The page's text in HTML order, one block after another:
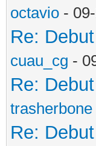
octavio -
Re:
cuau_cg -
Re:
trasherbone
Re: